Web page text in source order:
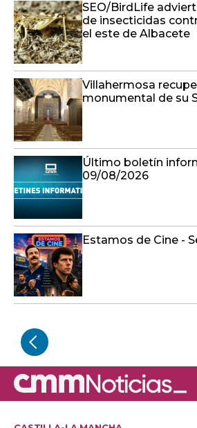
SEO/BirdLife
de insecticidas
el este de Albacete
Villahermosa
monumental de su
Último boletín
09/08/2026
Estamos de Cine -